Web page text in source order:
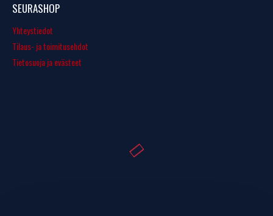
SEURASHOP
Yhteystiedot
Tilaus- ja toimitusehdot
Tietosuoja ja evästeet